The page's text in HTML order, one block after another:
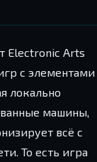
Electronic Arts
с элементами
локально
машины,
всё с
То есть игра